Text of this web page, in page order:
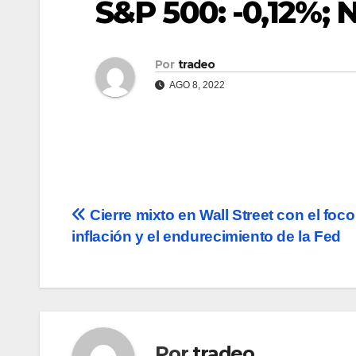
S&P 500: -0,12%;
Por tradeo
AGO 8, 2022
Navegación
entradas
Cierre mixto en Wall Street con el
inflación y el endurecimiento de la Fed